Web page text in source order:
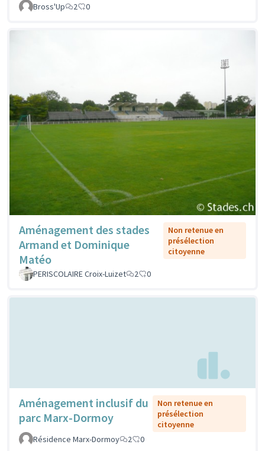
Bross'Up 2 0
Aménagement des stades
Armand et Dominique
Matéo
Non retenue en
présélection
citoyenne
PERISCOLAIRE Croix-Luizet 2 0
Aménagement inclusif du
parc Marx-Dormoy
Non retenue en
présélection
citoyenne
Résidence Marx-Dormoy
2 0